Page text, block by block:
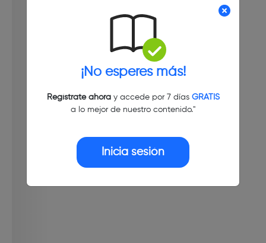
¡No esperes más!
Regístrate ahoray accede por 7 días GRATIS
a lo mejor de nuestro contenido."
Inicia sesión